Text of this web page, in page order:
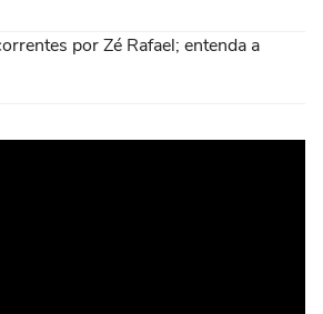
por Zé Rafael; entenda a